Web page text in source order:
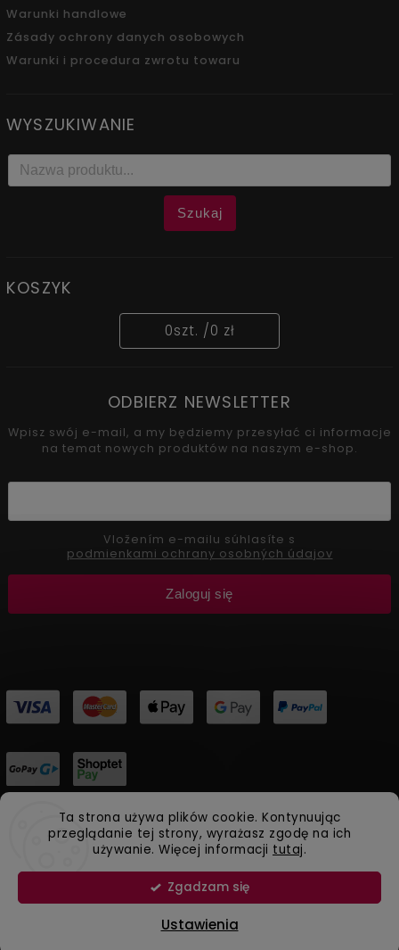
Ta strona używa plików cookie. Kontynuując
przeglądanie tej strony, wyrażasz zgodę na ich
używanie. Więcej informacji tutaj.
Zgadzam się
Ustawienia
Naturalna kosmetyka Aliver Beauty
Warunki handlowe
Zásady ochrony danych osobowych
Warunki i procedura zwrotu towaru
WYSZUKIWANIE
Szukaj
KOSZYK
0szt. /0 zł
ODBIERZ NEWSLETTER
Wpisz swój e-mail, a my będziemy przesyłać ci informacje
na temat nowych produktów na naszym e-shop.
podmienkami ochrany osobných údajov
Zaloguj się
Copyright 2026Aliver Beauty. Wszystkie prawa
zastrzeżone.
Shoptet | Design Shoptak.cz.